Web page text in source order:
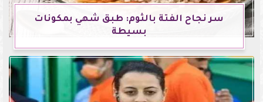
سر نجاح الفتة بالثوم: طبق شهي بمكونات
بسيطة